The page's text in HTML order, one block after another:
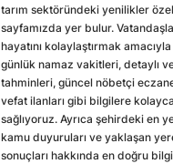
tarım sektöründeki yenilikler
sayfamızda yer bulur.
hayatını kolaylaştırmak
günlük namaz vakitleri, detaylı
tahminleri, güncel nöbetçi
vefat ilanları gibi bilgilere kolayca
sağlıyoruz. Ayrıca şehirdeki en
kamu duyuruları ve yaklaşan
sonuçları hakkında en doğru